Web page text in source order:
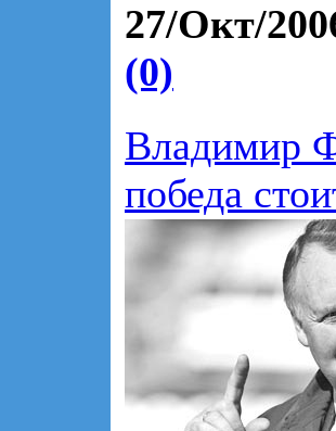
27/Окт/
(0)
Владимир
победа